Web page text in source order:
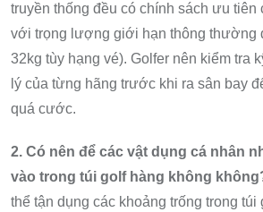
truyền thống đều có chính sách ưu tiên
với trọng lượng giới hạn thông thường
32kg tùy hạng vé). Golfer nên kiểm tra
lý của từng hãng trước khi ra sân bay
quá cước.
2. Có nên để các vật dụng cá nhân
vào trong túi golf hàng không
thể tận dụng các khoảng trống trong túi